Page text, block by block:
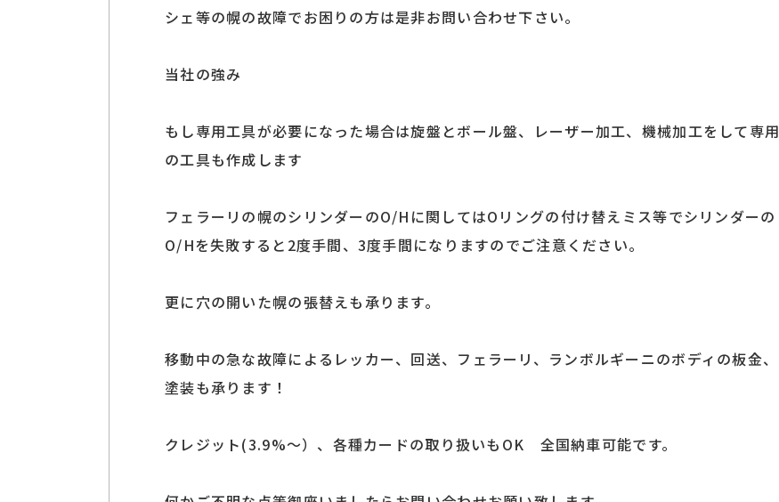
シェ等の幌の故障でお困りの方は是非お問い合わせ下さい。
当社の強み
もし専用工具が必要になった場合は旋盤とボール盤、レーザー加工、機械加工をして専用
の工具も作成します
フェラーリの幌のシリンダーのO/Hに関してはOリングの付け替えミス等でシリンダーの
O/Hを失敗すると2度手間、3度手間になりますのでご注意ください。
更に穴の開いた幌の張替えも承ります。
移動中の急な故障によるレッカー、回送、フェラーリ、ランボルギーニのボディの板金、
塗装も承ります！
クレジット(3.9%～）、各種カードの取り扱いもOK 全国納車可能です。